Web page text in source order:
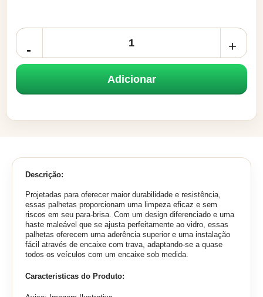
Adicionar
Descrição:
Projetadas para oferecer maior durabilidade e resistência,
essas palhetas proporcionam uma limpeza eficaz e sem
riscos em seu para-brisa. Com um design diferenciado e uma
haste maleável que se ajusta perfeitamente ao vidro, essas
palhetas oferecem uma aderência superior e uma instalação
fácil através de encaixe com trava, adaptando-se a quase
todos os veículos com um encaixe sob medida.
Caracteristicas do Produto: